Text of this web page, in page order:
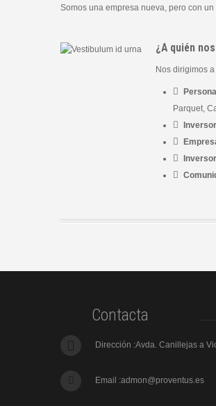
Somos una empresa nueva, pero con
¿A quién
Nos dirigimos
Parquet,
Inversor
Contacta
Dirección :Avda. Canillejas a
Email :admon@proventus.es